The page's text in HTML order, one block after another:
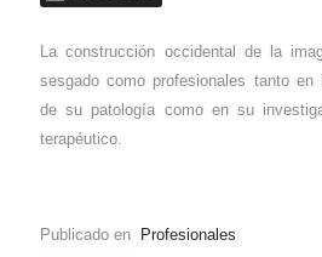
La construcción occidental de la
sesgado como profesionales tanto en
de su patología como en su
terapéutico.
Publicado en Profesionales